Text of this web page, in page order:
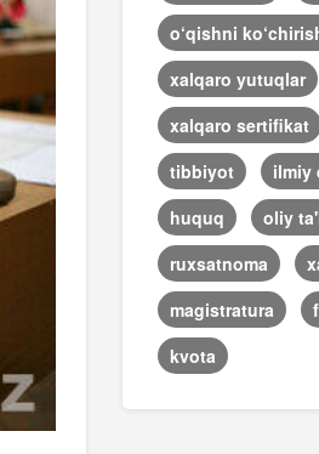
o‘qishni
xalqaro yutuqlar
xalqaro sertifikat
tibbiyot
ilmiy
huquq
oliy
ruxsatnoma
magistratura
kvota